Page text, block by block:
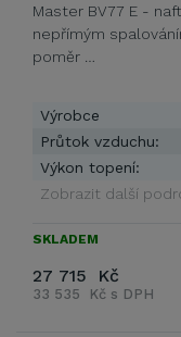
Master BV77 E -
nepřímým
poměr …
Výrobce
Průtok vzduchu:
Výkon topení:
Zobrazit další
SKLADEM
27 715 Kč
33 535 Kč s DPH